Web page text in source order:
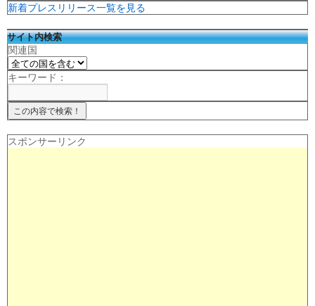
新着プレスリリース一覧を見る
サイト内検索
関連国
キーワード：
スポンサーリンク